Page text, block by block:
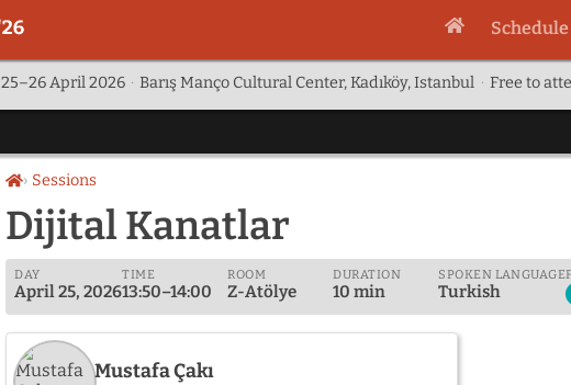
Schedule
25–26 April 2026 · Barış Manço Cultural Center, Kadıköy, Istanbul · Free to
HomeSessions
Dijital Kanatlar
DAY
April 25, 2026
TIME
13:50–14:00
ROOM
Z-Atölye
DURATION
10 min
SPOKEN LANGUAGE
Turkish
Mustafa Çakı